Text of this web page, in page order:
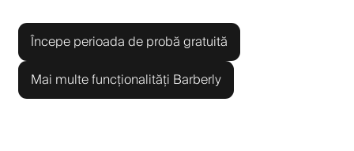
Începe perioada de probă gratuită
Mai multe funcționalități Barberly